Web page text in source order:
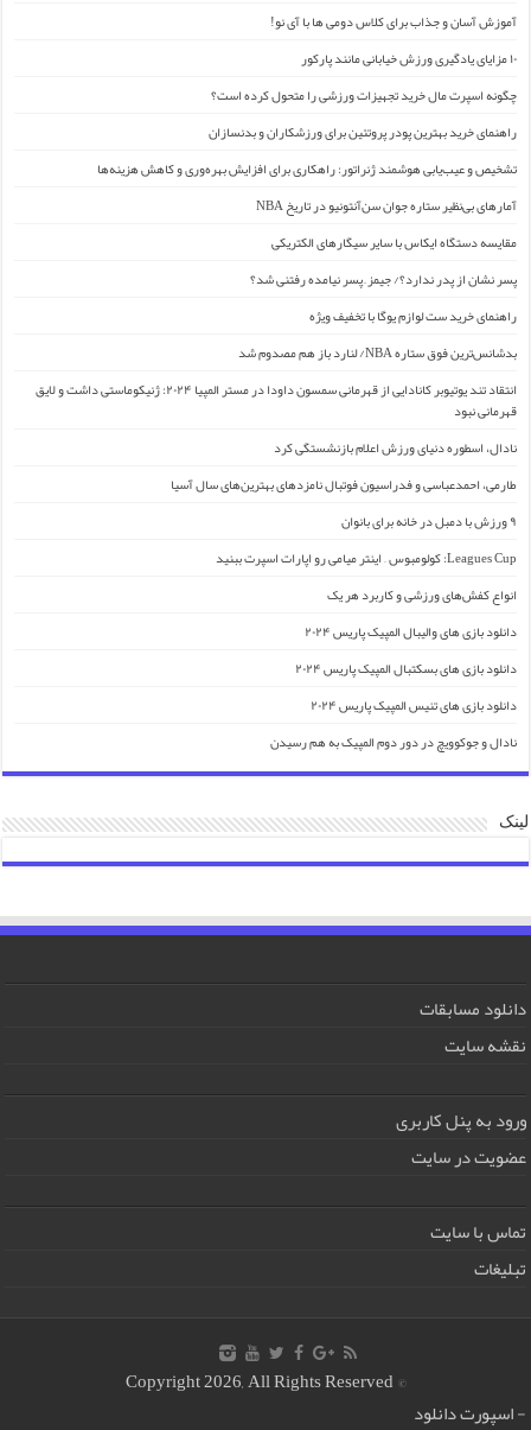
آموزش آسان و جذاب برای کلاس دومی ها با آی نو!
۱۰ مزایای یادگیری ورزش خیابانی مانند پارکور
چگونه اسپرت مال خرید تجهیزات ورزشی را متحول کرده است؟
راهنمای خرید بهترین پودر پروتئین برای ورزشکاران و بدنسازان
تشخیص و عیب‌یابی هوشمند ژنراتور: راهکاری برای افزایش بهره‌وری و کاهش هزینه‌ها
آمارهای بی‌نظیر ستاره جوان سن‌آنتونیو در تاریخ NBA
مقایسه دستگاه ایکاس با سایر سیگارهای الکتریکی
پسر نشان از پدر ندارد؟/ جیمز ِ پسر نیامده رفتنی شد؟
راهنمای خرید ست لوازم یوگا با تخفیف ویژه
بدشانس‌ترین فوق ستاره NBA/ لنارد باز هم مصدوم شد
انتقاد تند یوتیوبر کانادایی از قهرمانی سمسون داودا در مستر المپیا ۲۰۲۴: ژنیکوماستی داشت و لایق
قهرمانی نبود
نادال، اسطوره دنیای ورزش اعلام بازنشستگی کرد
طارمی، احمدعباسی و فدراسیون فوتبال نامزدهای بهترین‌های سال آسیا
۹ ورزش با دمبل در خانه برای بانوان
Leagues Cup: کولومبوس – اینتر میامی رو اپارات اسپرت ببنید
انواع کفش‌های ورزشی و کاربرد هر یک
دانلود بازی های والیبال المپیک پاریس ۲۰۲۴
دانلود بازی های بسکتبال المپیک پاریس ۲۰۲۴
دانلود بازی های تنیس المپیک پاریس ۲۰۲۴
نادال و جوکوویچ در دور دوم المپیک به هم رسیدن
لینک
دانلود مسابقات
نقشه سایت
ورود به پنل کاربری
عضویت در سایت
تماس با سایت
تبلیغات
© Copyright 2026, All Rights Reserved
-اسپورت دانلود